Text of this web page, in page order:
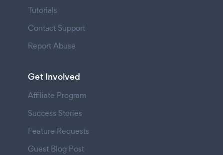
Tutorials
Contact Support
Report Abuse
Get Involved
Affiliate Program
Success Stories
Feature Requests
Guest Blog Post